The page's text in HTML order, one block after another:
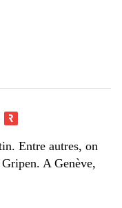
Entre autres, on
A Genève,